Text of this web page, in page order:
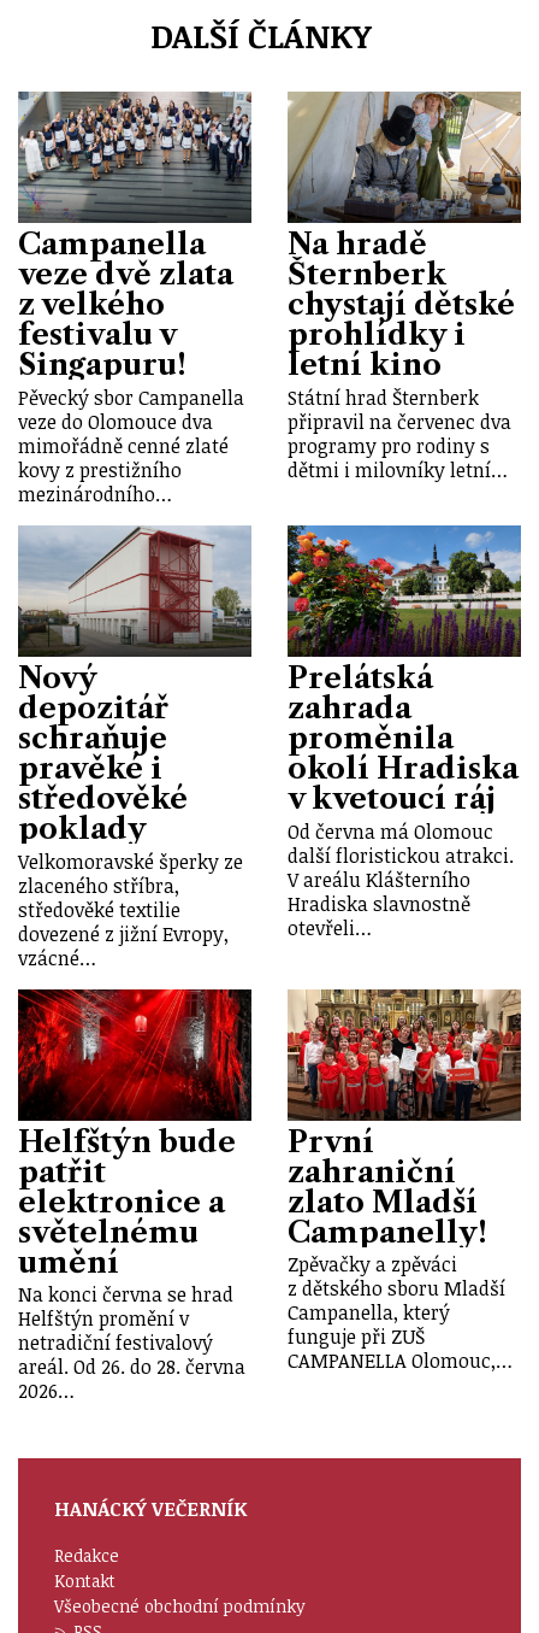
DALŠÍ ČLÁNKY
Campanella
veze dvě zlata
z velkého
festivalu v
Singapuru!
Pěvecký sbor Campanella
veze do Olomouce dva
mimořádně cenné zlaté
kovy z prestižního
mezinárodního…
Na hradě
Šternberk
chystají dětské
prohlídky i
letní kino
Státní hrad Šternberk
připravil na červenec dva
programy pro rodiny s
dětmi i milovníky letní…
Nový
depozitář
schraňuje
pravěké i
středověké
poklady
Velkomoravské šperky ze
zlaceného stříbra,
středověké textilie
dovezené z jižní Evropy,
vzácné…
Prelátská
zahrada
proměnila
okolí Hradiska
v kvetoucí ráj
Od června má Olomouc
další floristickou atrakci.
V areálu Klášterního
Hradiska slavnostně
otevřeli…
Helfštýn bude
patřit
elektronice a
světelnému
umění
Na konci června se hrad
Helfštýn promění v
netradiční festivalový
areál. Od 26. do 28. června
2026…
První
zahraniční
zlato Mladší
Campanelly!
Zpěvačky a zpěváci
z dětského sboru Mladší
Campanella, který
funguje při ZUŠ
CAMPANELLA Olomouc,…
HANÁCKÝ VEČERNÍK
Redakce
Kontakt
Všeobecné obchodní podmínky